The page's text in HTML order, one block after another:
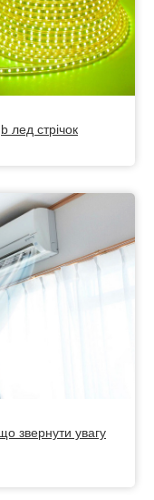
лед стрічок
звернути увагу